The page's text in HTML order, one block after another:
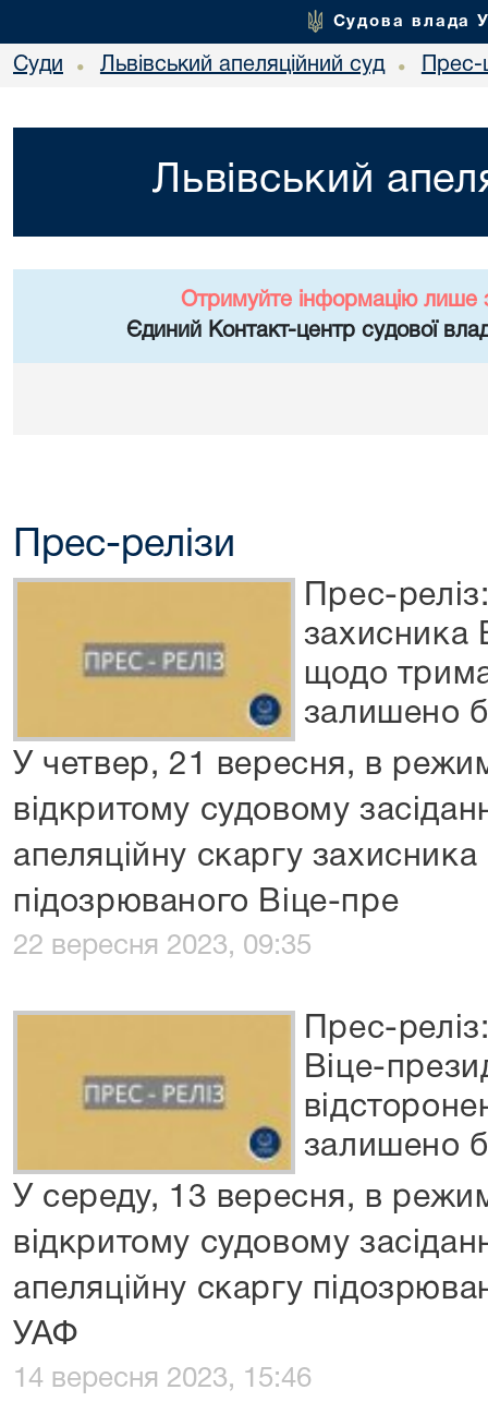
Судова влада
Суди • Львівський апеляційний суд •
Львівський
Отримуйте інформацію лише
Єдиний Контакт-центр судової
Прес-релізи
Прес-
захисника
щодо
залишено
У четвер, 21 вересня, в
відкритому судовому
апеляційну скаргу захисника
підозрюваного Віце-пре
22 вересня 2023, 09:35
Прес-
Віце-
залишено
У середу, 13 вересня, в
відкритому судовому
апеляційну скаргу
УАФ
14 вересня 2023, 15:46